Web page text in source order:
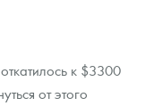
к $3300
от этого